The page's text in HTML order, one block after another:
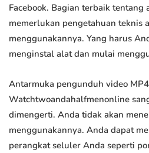
Facebook. Bagian terbaik
memerlukan pengetahuan teknis
menggunakannya. Yang harus
menginstal alat dan mulai
Antarmuka pengunduh video MP4
Watchtwoandahalfmenonline
dimengerti. Anda tidak akan
menggunakannya. Anda dapat
perangkat seluler Anda seperti